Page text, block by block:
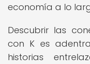
economía a lo
Descubrir las
con K es
historias